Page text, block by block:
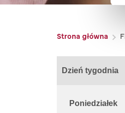
Ścieżka
Strona główna
Dzień tygodnia
Poniedziałek